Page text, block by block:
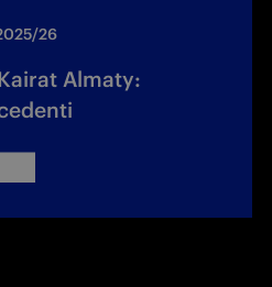
26
Almaty: